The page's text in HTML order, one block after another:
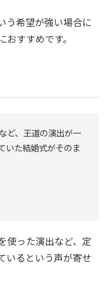
う希望が強い場合に
すすめです。
ど、王道の演出が一
いた結婚式がそのま
使った演出など、定
いるという声が寄せ